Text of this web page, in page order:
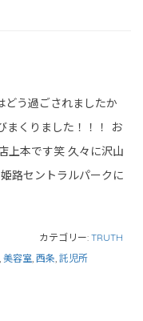
どう過ごされましたか
まくりました！！！ お
上本です笑 久々に沢山
路セントラルパークに
カテゴリー: TRUTH
美容室 西条 託児所